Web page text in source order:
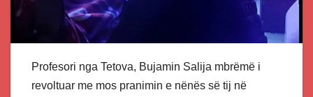
Profesori nga Tetova, Bujamin Salija mbrëmë i
revoltuar me mos pranimin e nënës së tij në